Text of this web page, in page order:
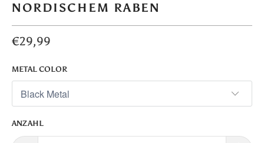
NORDISCHEM RABEN
€29,99
METAL COLOR
ANZAHL